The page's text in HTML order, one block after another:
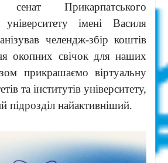
сенат Прикарпатського
університету імені Василя
челендж-збір коштів
окопних свічок для наших
прикрашаємо віртуальну
та інститутів університету,
підрозділ найактивніший.